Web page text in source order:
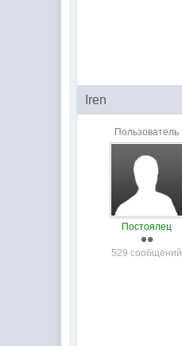
Iren
Пользователь
Постоялец
529 сообщений